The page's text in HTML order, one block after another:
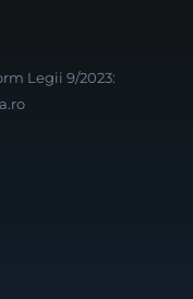
Legii 9/2023: